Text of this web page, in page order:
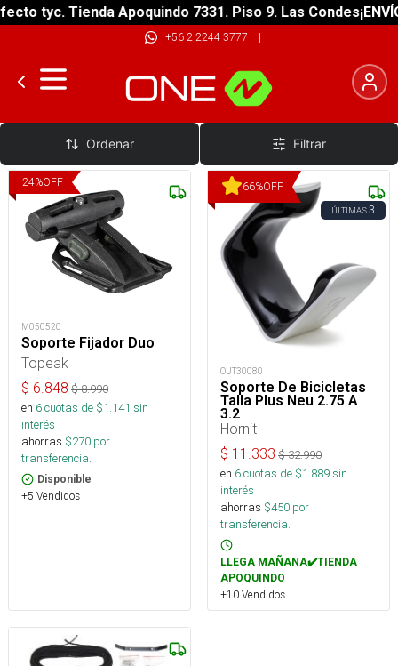
tyc. Tienda Apoquindo 7331. Piso 9. Las Condes
+56 2 2244 3777 |
Ganchos Bicicleta
Ordenar Filtrar
24%OFF
M050520
Soporte Fijador Duo
Topeak
$ 6.848 $8.990
en 6cuotas de $1.141 sin
interés
ahorras $270 por
transferencia.
Disponible
+5 Vendidos
66%OFF
ÚLTIMAS3
OUT30080
Soporte De Bicicletas
Talla Plus Neu 2.75 A
3.2
Hornit
$ 11.333 $32.990
en 6cuotas de $1.889sin
interés
ahorras $450 por
transferencia.
LLEGA MAÑANA✔️TIENDA
APOQUINDO
+10 Vendidos